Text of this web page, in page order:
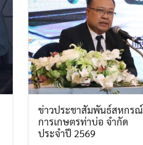
ข่าวประชาสัมพันธ์สหกรณ์
การเกษตรท่าบ่อ จำกัด
ประจำปี 2569